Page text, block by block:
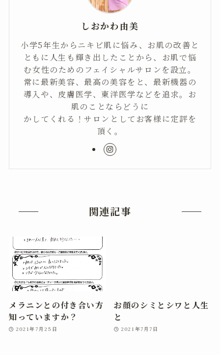
しおかわ由美
小学5年生からニキビ肌に悩み、お肌の改善と
ともに人生も輝き出したことから、お肌で悩
む女性のためのフェイシャルサロンを設立。
常に最新美容、最高の美容をと、最新機器の
導入や、皮膚医学、東洋医学などを追求。お
肌のことならどうに
かしてくれる！サロンとしてお客様に定評を
頂く。
関連記事
メラニンとの付き合い方
知っていますか？
2021年7月25日
お顔のシミとシワと人生
と
2021年7月7日